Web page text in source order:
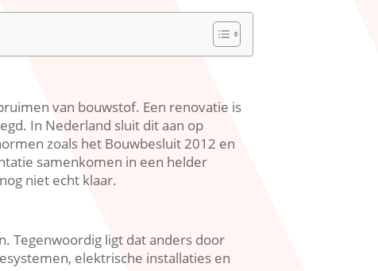
van bouwstof.​ Een renovatie is
In Nederland sluit dit aan op
zoals het Bouwbesluit 2012 en
samenkomen in een helder
niet echt klaar.​
Tegenwoordig ligt dat anders door
elektrische installaties en